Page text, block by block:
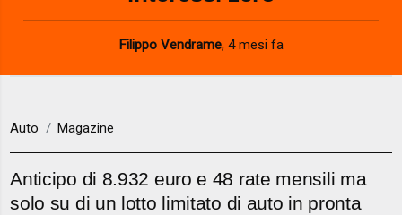
Filippo Vendrame, 4 mesi fa
Auto Magazine
Anticipo di 8.932 euro e 48 rate mensili ma
solo su di un lotto limitato di auto in pronta